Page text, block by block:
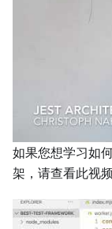
如果您想学习如
架，请查看此视频